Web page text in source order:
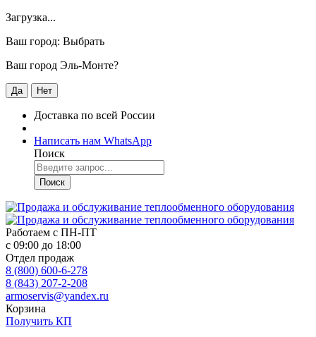
Загрузка...
Ваш город: Выбрать
Ваш город Эль-Монте?
Да Нет
Доставка по всей России
Написать нам WhatsApp
Поиск
Поиск
Работаем с ПН-ПТ
с 09:00 до 18:00
Отдел продаж
8 (800) 600-6-278
8 (843) 207-2-208
armoservis@yandex.ru
Корзина
Получить КП